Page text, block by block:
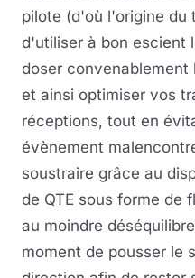
pilote (d'où l'origine du
d'utiliser à bon escient
doser convenablement
et ainsi optimiser vos
réceptions, tout en
évènement
soustraire grâce au
de QTE sous forme de
au moindre
moment de pousser le